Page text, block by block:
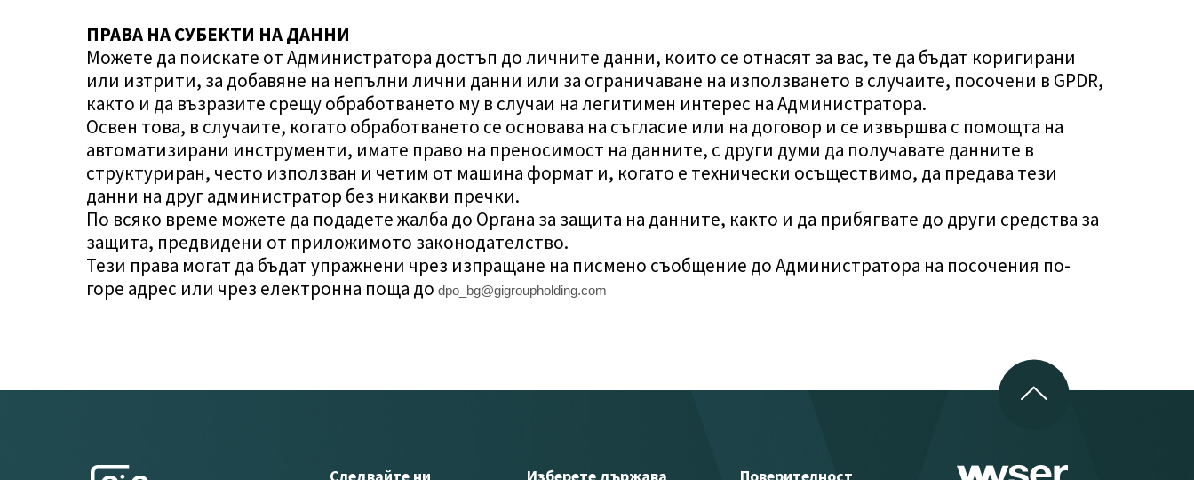
ПРАВА НА СУБЕКТИ НА ДАННИ
Можете да поискате от Администратора достъп до личните данни, които се отнасят за вас, те да бъдат коригирани
или изтрити, за добавяне на непълни лични данни или за ограничаване на използването в случаите, посочени в GPDR,
както и да възразите срещу обработването му в случаи на легитимен интерес на Администратора.
Освен това, в случаите, когато обработването се основава на съгласие или на договор и се извършва с помощта на
автоматизирани инструменти, имате право на преносимост на данните, с други думи да получавате данните в
структуриран, често използван и четим от машина формат и, когато е технически осъществимо, да предава тези
данни на друг администратор без никакви пречки.
По всяко време можете да подадете жалба до Органа за защита на данните, както и да прибягвате до други средства за
защита, предвидени от приложимото законодателство.
Тези права могат да бъдат упражнени чрез изпращане на писмено съобщение до Администратора на посочения по-
горе адрес или чрез електронна поща до dpo_bg@gigroupholding.com